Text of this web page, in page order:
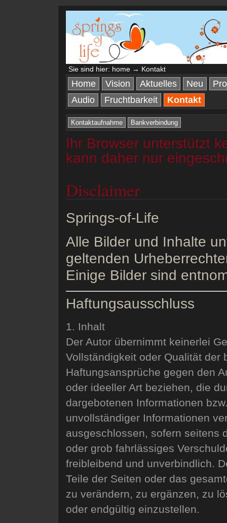
Sie sind hier: home → Kontakt
Home Vision Aktuelles Neu
Audio
Fruchtbarkeit Kontakt
Kontaktaufnahme Bankverbindung
Ihr Browser unterstützt
kann daher nur
Disclaimer
Springs-of-Life
Alle Bilder und Inhalte
geltenden
Einige Bilder sind
Haftungsausschluss
1. Inhalt
Der Autor übernimmt keinerlei
Vollständigkeit oder Qualität der
Haftungsansprüche gegen den
oder ideeller Art beziehen, die
dargebotenen Informationen
unvollständiger Informationen
ausgeschlossen, sofern seitens
oder grob fahrlässiges
freibleibend und unverbindlich.
Teile der Seiten oder das
zu verändern, zu ergänzen, zu
oder endgültig einzustellen.